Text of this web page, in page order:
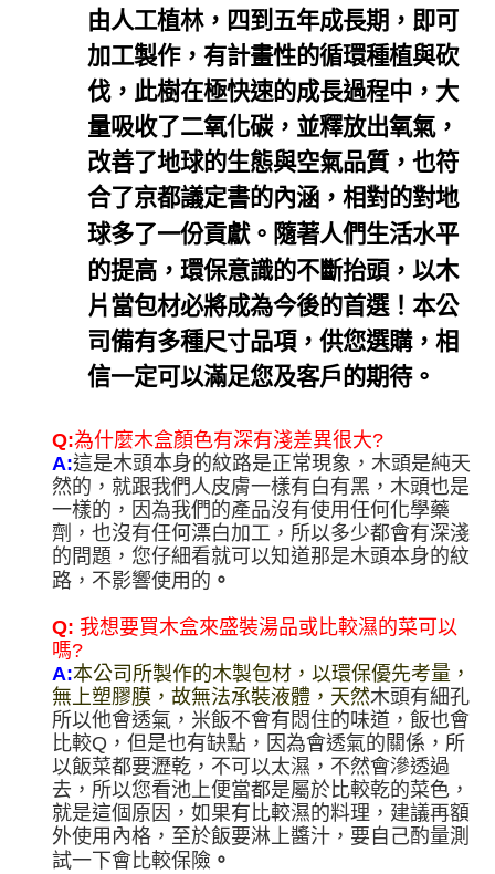
由人工植林，四到五年成長期，即可
加工製作，有計畫性的循環種植與砍
伐，此樹在極快速的成長過程中，大
量吸收了二氧化碳，並釋放出氧氣，
改善了地球的生態與空氣品質，也符
合了京都議定書的內涵，相對的對地
球多了一份貢獻。隨著人們生活水平
的提高，環保意識的不斷抬頭，以木
片當包材必將成為今後的首選！本公
司備有多種尺寸品項，供您選購，相
信一定可以滿足您及客戶的期待。
Q:為什麼木盒顏色有深有淺差異很大?
A:這是木頭本身的紋路是正常現象，木頭是純天
然的，就跟我們人皮膚一樣有白有黑，木頭也是
一樣的，因為我們的產品沒有使用任何化學藥
劑，也沒有任何漂白加工，所以多少都會有深淺
的問題，您仔細看就可以知道那是木頭本身的紋
路，不影響使用的 。
Q: 我想要買木盒來盛裝湯品或比較濕的菜可以
嗎?
A:本公司所製作的木製包材，以環保優先考量，
無上塑膠膜，故無法承裝液體，天然木頭有細孔
所以他會透氣，米飯不會有悶住的味道，飯也會
比較Q，但是也有缺點，因為會透氣的關係，所
以飯菜都要瀝乾，不可以太濕，不然會滲透過
去，所以您看池上便當都是屬於比較乾的菜色，
就是這個原因，如果有比較濕的料理，建議再額
外使用內格，至於飯要淋上醬汁，要自己酌量測
試一下會比較保險 。